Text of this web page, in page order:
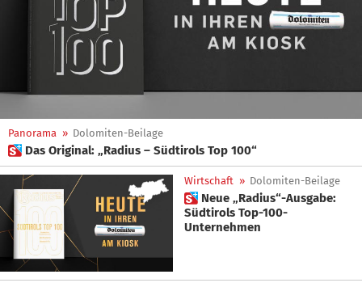
Panorama » Dolomiten-Beilage
 Das Original: „Radius – Südtirols Top 100“
Wirtschaft » Dolomiten-Beilage
 Neue „Radius“-Ausgabe:
Südtirols Top-100-
Unternehmen